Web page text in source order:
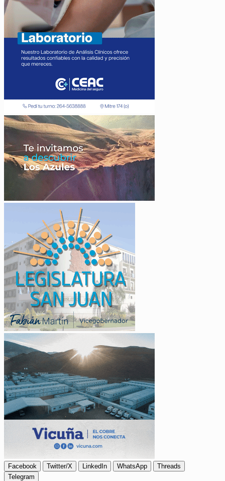
Facebook Twitter/X LinkedIn WhatsApp
Threads
Telegram